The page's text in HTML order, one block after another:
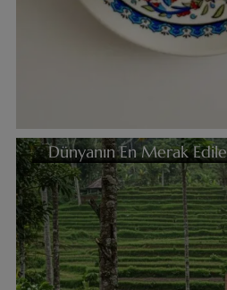
Dünyanın En Merak